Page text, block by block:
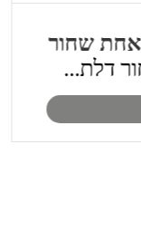
שחור
דלת...